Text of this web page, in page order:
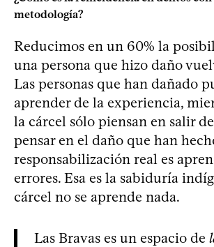
metodología?
Reducimos en un 60% la
una persona que hizo daño
Las personas que han dañado
aprender de la experiencia,
la cárcel sólo piensan en salir
pensar en el daño que han
responsabilización real es
errores. Esa es la sabiduría
cárcel no se aprende nada.
Las Bravas es un espacio de